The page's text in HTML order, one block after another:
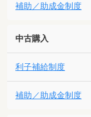
補助／助成金制度
中古購入
利子補給制度
補助／助成金制度